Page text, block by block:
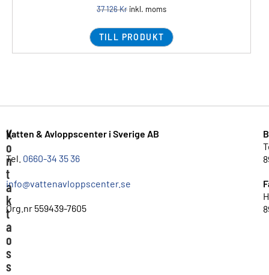
37 126Kr inkl. moms
TILL PRODUKT
K
o
n
t
a
k
t
a
o
s
s
Vatten & Avloppscenter i Sverige AB
Tel. 0660-34 35 36
info@vattenavloppscenter.se
Org.nr 559439-7605